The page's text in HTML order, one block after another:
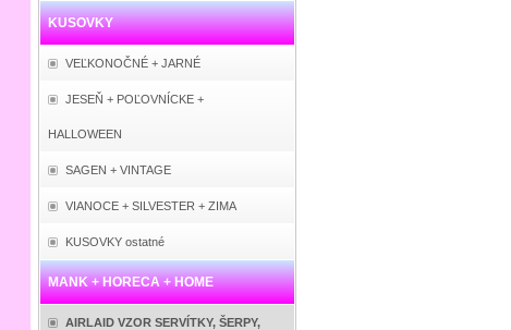
KUSOVKY
VEĽKONOČNÉ + JARNÉ
JESEŇ + POĽOVNÍCKE +
HALLOWEEN
SAGEN + VINTAGE
VIANOCE + SILVESTER + ZIMA
KUSOVKY ostatné
MANK + HORECA + HOME
AIRLAID VZOR SERVÍTKY, ŠERPY,